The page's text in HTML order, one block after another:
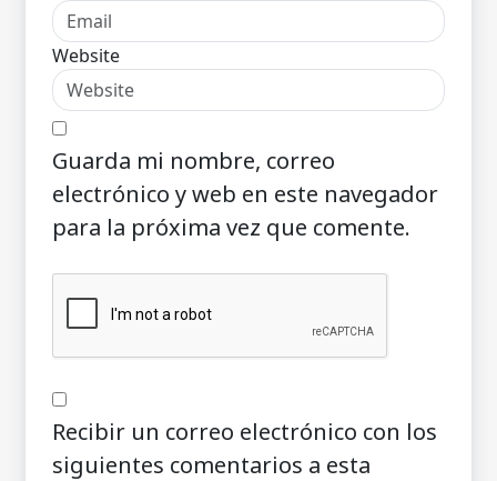
Website
Guarda mi nombre, correo
electrónico y web en este navegador
para la próxima vez que comente.
Recibir un correo electrónico con los
siguientes comentarios a esta